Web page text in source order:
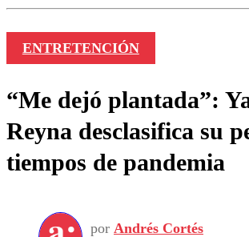
ENTRETENCIÓN
“Me dejó plantada”:
Reyna desclasifica su
tiempos de pandemia
por Andrés Cortés